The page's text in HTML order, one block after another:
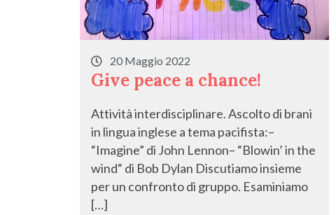
20 Maggio 2022
Give peace a chance!
Attività interdisciplinare. Ascolto di brani
in lingua inglese a tema pacifista:–
“Imagine” di John Lennon– “Blowin’ in the
wind“ di Bob Dylan Discutiamo insieme
per un confronto di gruppo. Esaminiamo
[…]